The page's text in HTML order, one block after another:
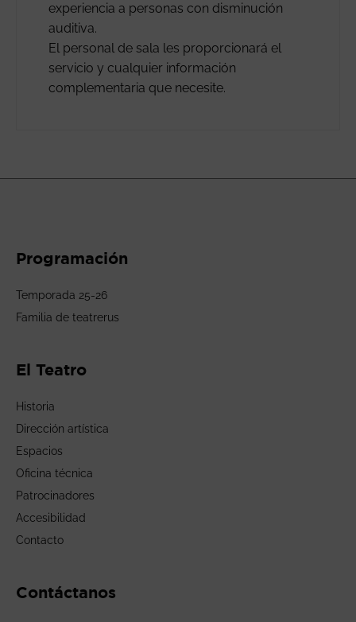
experiencia a personas con disminución
auditiva.
El personal de sala les proporcionará el
servicio y cualquier información
complementaria que necesite.
Programación
Temporada 25-26
Familia de teatrerus
El Teatro
Historia
Dirección artística
Espacios
Oficina técnica
Patrocinadores
Accesibilidad
Contacto
Contáctanos